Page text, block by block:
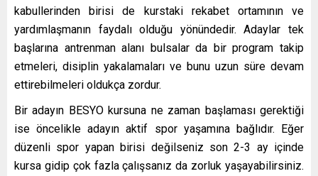
kabullerinden birisi de kurstaki rekabet ortamının ve
yardımlaşmanın faydalı olduğu yönündedir. Adaylar tek
başlarına antrenman alanı bulsalar da bir program takip
etmeleri, disiplin yakalamaları ve bunu uzun süre devam
ettirebilmeleri oldukça zordur.
Bir adayın BESYO kursuna ne zaman başlaması gerektiği
ise öncelikle adayın aktif spor yaşamına bağlıdır. Eğer
düzenli spor yapan birisi değilseniz son 2-3 ay içinde
kursa gidip çok fazla çalışsanız da zorluk yaşayabilirsiniz.